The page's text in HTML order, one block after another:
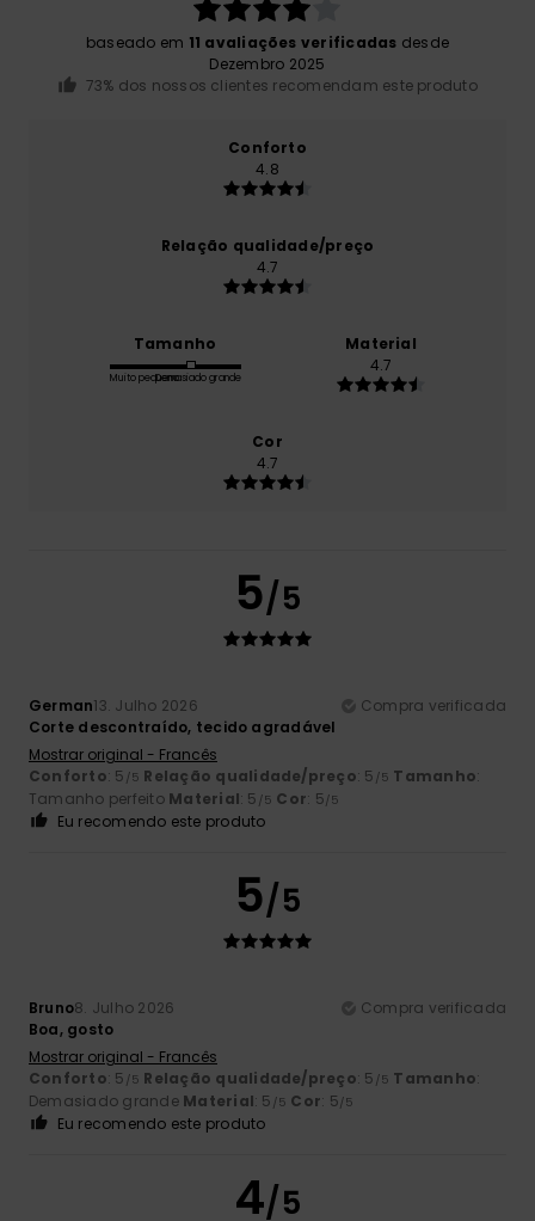
baseado em 11 avaliações verificadas desde
Dezembro 2025
73% dos nossos clientes recomendam este produto
Conforto
4.8
Relação qualidade/preço
4.7
Tamanho
Muito pequenoDemasiado grande
Material
4.7
Cor
4.7
5/5
German13. Julho 2026
Compra verificada
Corte descontraído, tecido agradável
Mostrar original - Francês
Conforto: 5 /5 Relação qualidade/preço: 5 /5 Tamanho:
Tamanho perfeito Material: 5 /5 Cor: 5/5
Eu recomendo este produto
5/5
Bruno8. Julho 2026
Compra verificada
Boa, gosto
Mostrar original - Francês
Conforto: 5 /5 Relação qualidade/preço: 5 /5 Tamanho:
Demasiado grande Material: 5 /5 Cor: 5/5
Eu recomendo este produto
4/5